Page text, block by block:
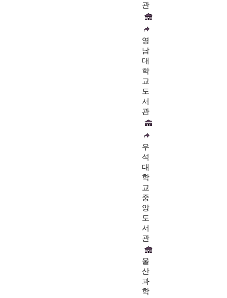
관
영
남
대
학
교
도
서
관
우
석
대
학
교
중
앙
도
서
관
울
산
과
학